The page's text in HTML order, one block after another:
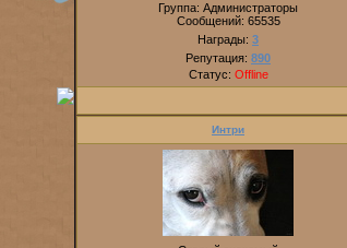
Группа: Администраторы
Сообщений: 65535
Награды: 3
Репутация: 890
Статус: Offline
Интри